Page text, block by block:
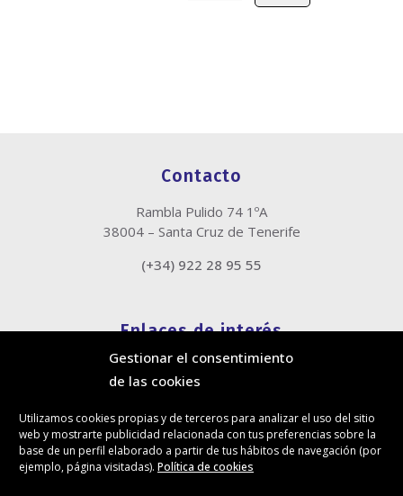
Gestionar el consentimiento
de las cookies
Utilizamos cookies propias y de terceros para analizar el uso del sitio
web y mostrarte publicidad relacionada con tus preferencias sobre la
base de un perfil elaborado a partir de tus hábitos de navegación (por
ejemplo, página visitadas). Política de cookies
Contacto
Rambla Pulido 74 1ºA
38004 – Santa Cruz de Tenerife
(+34) 922 28 95 55
Enlaces de interés
Política de cookies
Política de privacidad
Canal de denuncias
Protección de privacidad en redes sociales